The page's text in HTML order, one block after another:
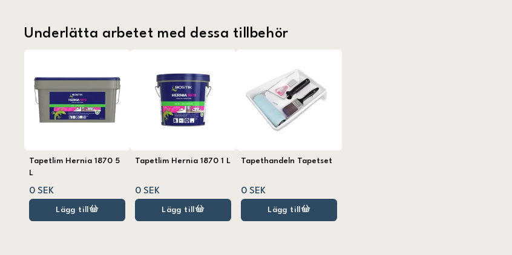
Underlätta arbetet med dessa tillbehör
Tapetlim Hernia 1870 5
L
0 SEK
Lägg till
Tapetlim Hernia 1870 1 L
0 SEK
Lägg till
Tapethandeln Tapetset
0 SEK
Lägg till